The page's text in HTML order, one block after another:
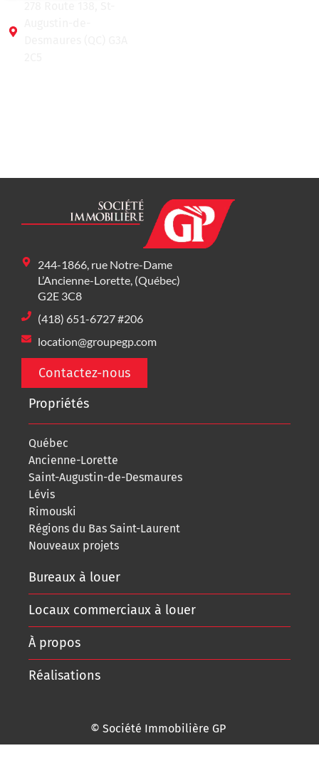
244-1866, rue Notre-Dame
L’Ancienne-Lorette, (Québec)
G2E 3C8
(418) 651-6727 #206
location@groupegp.com
Contactez-nous
Propriétés
Québec
Ancienne-Lorette
Saint-Augustin-de-Desmaures
Lévis
Rimouski
Régions du Bas Saint-Laurent
Nouveaux projets
Bureaux à louer
Locaux commerciaux à louer
À propos
Réalisations
© Société Immobilière GP